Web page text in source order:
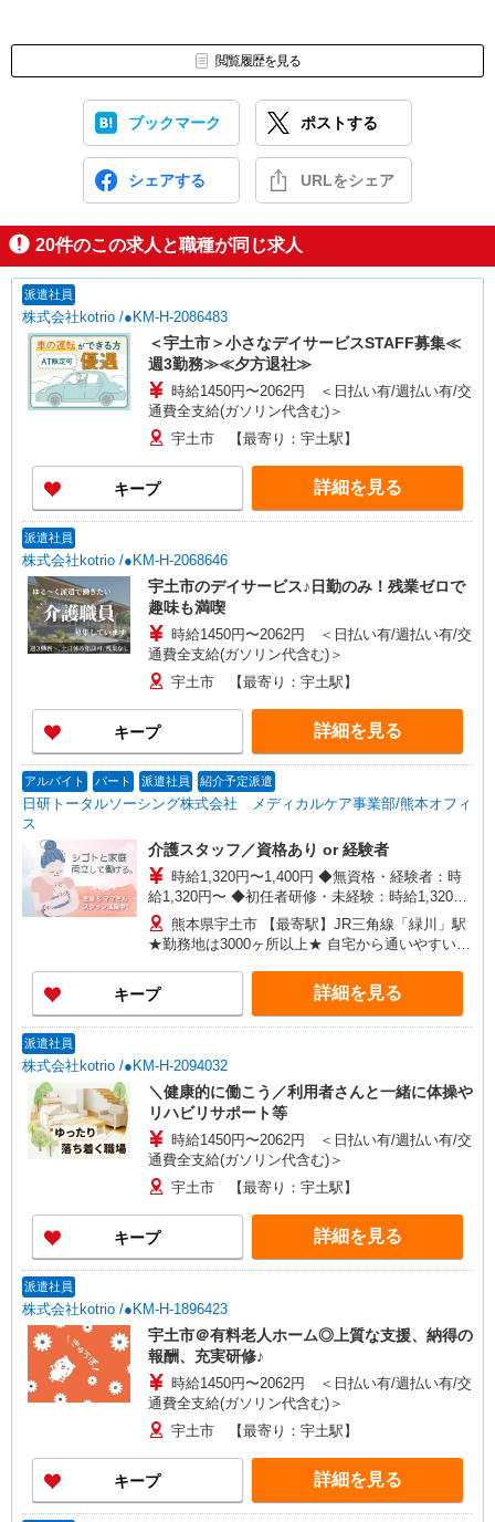
閲覧履歴を見る
ブックマーク ポストする
シェアする URLをシェア
20件のこの求人と職種が同じ求人
派遣社員
株式会社kotrio /●KM-H-2086483
＜宇土市＞小さなデイサービスSTAFF募集≪
週3勤務≫≪夕方退社≫
時給1450円〜2062円 ＜日払い有/週払い有/交
通費全支給(ガソリン代含む)＞
宇土市 【最寄り：宇土駅】
キープ 詳細を見る
派遣社員
株式会社kotrio /●KM-H-2068646
宇土市のデイサービス♪日勤のみ！残業ゼロで
趣味も満喫
時給1450円〜2062円 ＜日払い有/週払い有/交
通費全支給(ガソリン代含む)＞
宇土市 【最寄り：宇土駅】
キープ 詳細を見る
アルバイト パート 派遣社員 紹介予定派遣
日研トータルソーシング株式会社 メディカルケア事業部/熊本オフィ
ス
介護スタッフ／資格あり or 経験者
時給1,320円〜1,400円 ◆無資格・経験者：時
給1,320円〜 ◆初任者研修・未経験：時給1,320
円〜 ◆初任者研修・経験者：時給1,350円〜 ◆介
護福祉士：時給1,400円〜 ※経験者は3ヶ月以上 ※
給与幅は経験・能力による ★週払いOK（規定あ
り）
熊本県宇土市 【最寄駅】JR三角線「緑川」駅
★勤務地は3000ヶ所以上★ 自宅から通いやすいエ
キープ 詳細を見る
派遣社員
株式会社kotrio /●KM-H-2094032
＼健康的に働こう／利用者さんと一緒に体操や
リハビリサポート等
時給1450円〜2062円 ＜日払い有/週払い有/交
通費全支給(ガソリン代含む)＞
宇土市 【最寄り：宇土駅】
キープ 詳細を見る
派遣社員
株式会社kotrio /●KM-H-1896423
宇土市＠有料老人ホーム◎上質な支援、納得の
報酬、充実研修♪
時給1450円〜2062円 ＜日払い有/週払い有/交
通費全支給(ガソリン代含む)＞
宇土市 【最寄り：宇土駅】
キープ 詳細を見る